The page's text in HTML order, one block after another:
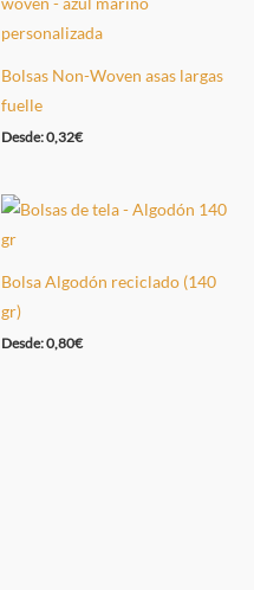
Bolsas Non-Woven asas largas
fuelle
Desde:0,32€
Bolsa Algodón reciclado (140
gr)
Desde:0,80€